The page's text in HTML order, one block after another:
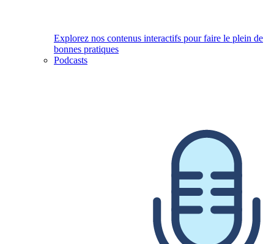
Explorez nos contenus interactifs pour faire le plein de
bonnes pratiques
Podcasts